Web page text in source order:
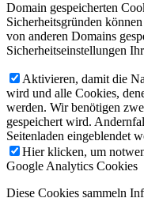
Domain gespeicherten
Sicherheitsgründen
von anderen Domains
Sicherheitseinstellungen
Aktivieren, damit die
wird und alle Cookies,
werden. Wir benötigen
gespeichert wird.
Seitenladen eingeblendet
Hier klicken, um
Google Analytics Cookies
Diese Cookies sammeln